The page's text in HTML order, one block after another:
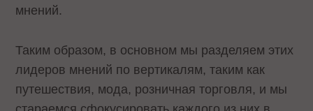
мнений.
Таким образом, в основном мы разделяем этих
лидеров мнений по вертикалям, таким как
путешествия, мода, розничная торговля, и мы